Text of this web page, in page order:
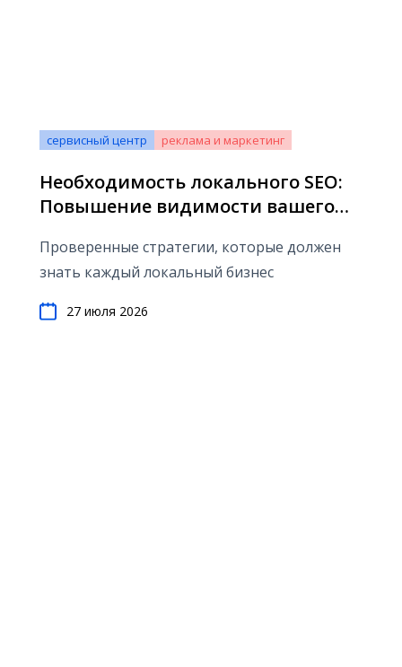
сервисный центр реклама и маркетинг
Необходимость локального SEO:
Повышение видимости вашего
поиска
Проверенные стратегии, которые должен
знать каждый локальный бизнес
27 июля 2026